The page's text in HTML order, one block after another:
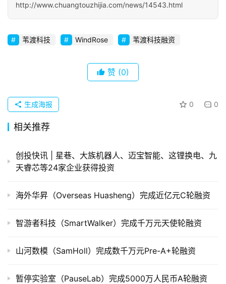
创
企
布
并
组
司
市
创
数
登录
投稿
http://www.chuangtouzhijia.com/news/14543.html
苇渡科技 WindRose 苇渡科技融资
赞 (0)
0 0
生成海报
相关推荐
创投快讯 | 星巷、​大族机器人、迈宝智能、这锂换电、九
天睿芯等24家企业获得投资
海外华昇（Overseas Huasheng）完成近亿元C轮融资
智游者科技（SmartWalker）完成千万元天使轮融资
山河数模（SamHoll）完成数千万元Pre-A+轮融资
暂停实验室（PauseLab）完成5000万人民币A轮融资